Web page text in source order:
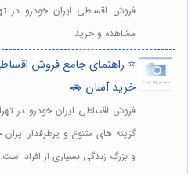
فروش اقساطی ایران خودرو در
مشاهده و خرید
⭐️ راهنمای جامع فروش
خرید آسان 🚗
فروش اقساطی ایران خودرو در
گزینه های متنوع و پرطرفدار
و بزرگ زندگی بسیاری از افراد